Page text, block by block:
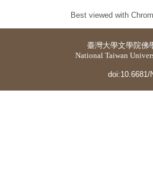
Best viewed with
臺灣大學文學院佛
National Taiwan
doi:10.6681/